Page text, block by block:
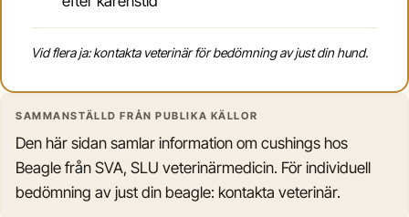
Vid flera ja: kontakta veterinär för bedömning av just din hund.
SAMMANSTÄLLD FRÅN PUBLIKA KÄLLOR
Den här sidan samlar information om cushings hos
Beagle från SVA, SLU veterinärmedicin. För individuell
bedömning av just din beagle: kontakta veterinär.